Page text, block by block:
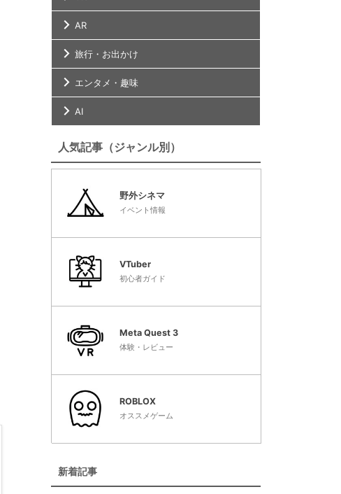
AR
旅行・お出かけ
エンタメ・趣味
AI
人気記事（ジャンル別）
野外シネマ
イベント情報
VTuber
初心者ガイド
Meta Quest 3
体験・レビュー
ROBLOX
オススメゲーム
新着記事